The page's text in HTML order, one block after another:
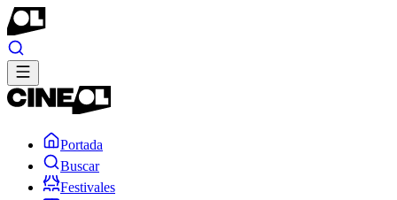
Portada
Buscar
Festivales